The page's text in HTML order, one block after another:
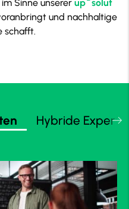
Sinne unserer up¯solut
und nachhaltige
schafft.
Hybride